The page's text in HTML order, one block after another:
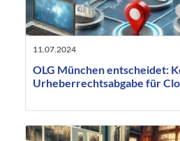
11.07.2024
OLG München entscheidet:
Urheberrechtsabgabe für